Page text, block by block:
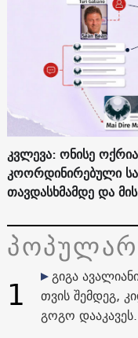
კვლევა: ონისე
კოორდინირებული
თავდასხმამდე და
1
გიგა
თვის შემდეგ,
გოგო დააკავეს.